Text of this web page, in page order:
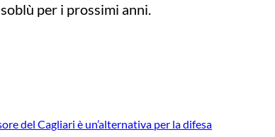
per i prossimi anni.
del Cagliari è un’alternativa per la difesa